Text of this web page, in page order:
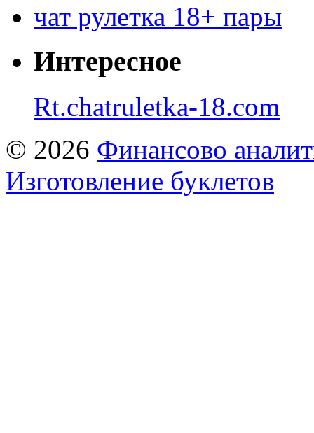
чат рулетка 18+ пары
Интересное
Rt.chatruletka-18.com
© 2026 Финансово
Изготовление буклетов